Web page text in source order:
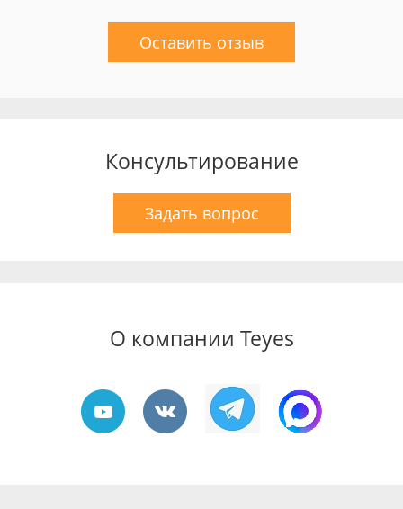
Оставить отзыв
Консультирование
Задать вопрос
О компании Teyes